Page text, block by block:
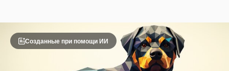
Созданные при помощи ИИ